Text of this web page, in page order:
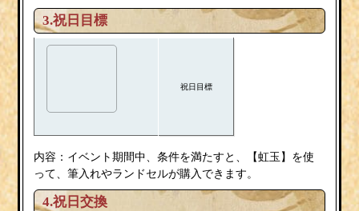
3.祝日目標
祝日目標
内容：イベント期間中、条件を満たすと、【虹玉】を使
って、筆入れやランドセルが購入できます。
4.祝日交換